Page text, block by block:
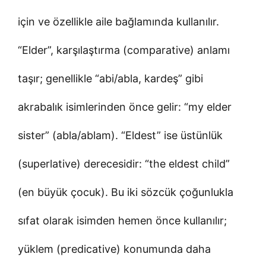
için ve özellikle aile bağlamında kullanılır.
“Elder”, karşılaştırma (comparative) anlamı
taşır; genellikle “abi/abla, kardeş” gibi
akrabalık isimlerinden önce gelir: “my elder
sister” (abla/ablam). “Eldest” ise üstünlük
(superlative) derecesidir: “the eldest child”
(en büyük çocuk). Bu iki sözcük çoğunlukla
sıfat olarak isimden hemen önce kullanılır;
yüklem (predicative) konumunda daha